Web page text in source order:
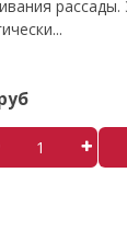
рассады.